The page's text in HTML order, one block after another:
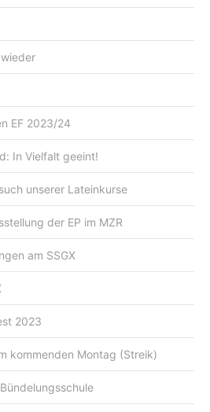
EF 2023/24
In Vielfalt geeint!
unserer Lateinkurse
der EP im MZR
am SSGX
2023
kommenden Montag (Streik)